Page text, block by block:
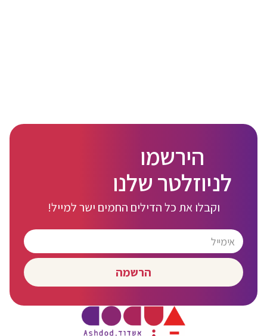
הירשמו
לניוזלטר שלנו
וקבלו את כל הדילים החמים ישר למייל!
הרשמה